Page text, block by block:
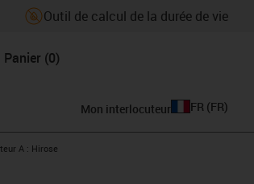
Outil de calcul de la durée de vie
Panier (0)
Mon interlocuteur FR (FR)
A : Hirose